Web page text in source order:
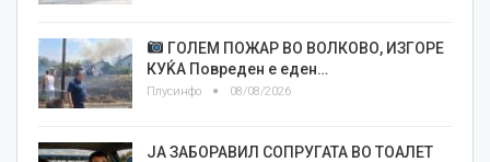
ГОЛЕМ ПОЖАР ВО ВОЛКОВО, ИЗГОРЕ
КУЌА Повреден е еден…
Плусинфо 08/08/2026
ЈА ЗАБОРАВИЛ СОПРУГАТА ВО ТОАЛЕТ